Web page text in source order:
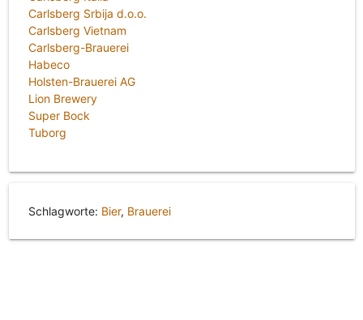
Carlsberg Srbija d.o.o.
Carlsberg Vietnam
Carlsberg-Brauerei
Habeco
Holsten-Brauerei AG
Lion Brewery
Super Bock
Tuborg
Schlagworte: Bier, Brauerei